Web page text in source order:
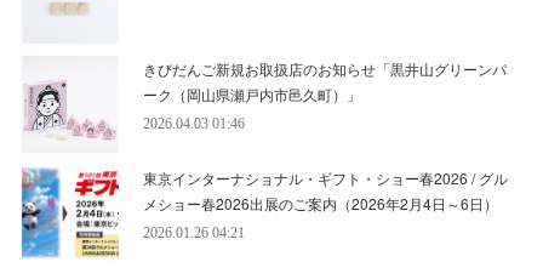
きびだんご新規お取扱店のお知らせ「黒井山グリーンパ
ーク（岡山県瀬戸内市邑久町）」
2026.04.03 01:46
東京インターナショナル・ギフト・ショー春2026 / グル
メショー春2026出展のご案内（2026年2月4日～6日）
2026.01.26 04:21